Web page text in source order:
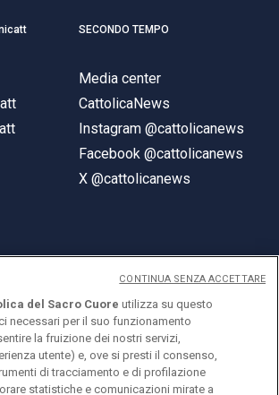
SECONDO TEMPO
Media center
CattolicaNews
Instagram @cattolicanews
Facebook @cattolicanews
X @cattolicanews
del Sacro Cuore
1, 20123 Milano
del Sacro Cuore utilizza su questo
necessari per il suo funzionamento
la fruizione dei nostri servizi,
utente) e, ove si presti il consenso,
di tracciamento e di profilazione
statistiche e comunicazioni mirate a
CONTINUA SENZA ACCETTARE